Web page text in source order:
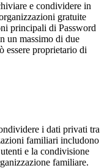
e condividere in
gratuite
principali di Password
un massimo di due
essere proprietario di
i dati privati tra
familiari includono
e la condivisione
familiare.